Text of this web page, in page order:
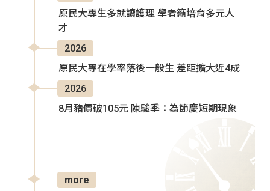
原民大專生多就讀護理 學者籲培育多元人
才
2026
原民大專在學率落後一般生 差距擴大近4成
2026
8月豬價破105元 陳駿季：為節慶短期現象
more